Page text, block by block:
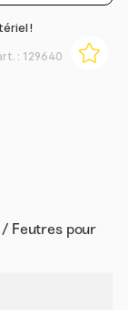
!
: 129640
Feutres pour